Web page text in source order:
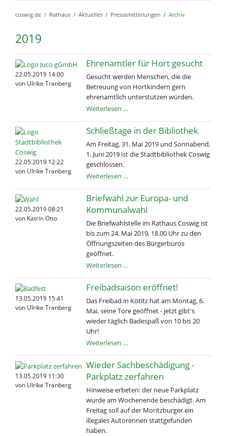
coswig.de Rathaus Aktuelles Pressemitteilungen Archiv
2019
22.05.2019 14:00
von Ulrike Tranberg
Ehrenamtler für Hort gesucht
Gesucht werden Menschen, die die
Betreuung von Hortkindern gern
ehrenamtlich unterstützen würden.
Weiterlesen …Ehrenamtler
Hort
22.05.2019 12:22
von Ulrike Tranberg
Schließtage in der Bibliothek
Am Freitag, 31. Mai 2019 und Sonnabend,
1. Juni 2019 ist die Stadtbibliothek Coswig
geschlossen.
Weiterlesen …Schließtage
der
Bibliothek
22.05.2019 08:21
von Katrin Otto
Briefwahl zur Europa- und
Kommunalwahl
Die Briefwahlstelle im Rathaus Coswig ist
bis zum 24. Mai 2019, 18.00 Uhr zu den
Öffnungszeiten des Bürgerbüros
geöffnet.
Weiterlesen …Briefwahl
Europa-
Kommunalwahl
13.05.2019 15:41
von Ulrike Tranberg
Freibadsaison eröffnet!
Das Freibad in Kötitz hat am Montag, 6.
Mai, seine Tore geöffnet - jetzt gibt's
wieder täglich Badespaß von 10 bis 20
Uhr!
Weiterlesen …Freibadsaison
13.05.2019 11:30
von Ulrike Tranberg
Wieder Sachbeschädigung -
Parkplatz zerfahren
Hinweise erbeten: der neue Parkplatz
wurde am Wochenende beschädigt. Am
Freitag soll auf der Moritzburger ein
illegales Autorennen stattgefunden
haben.